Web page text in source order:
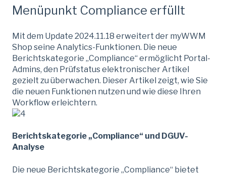
Menüpunkt Compliance erfüllt
Mit dem Update 2024.11.18 erweitert der myWWM
Shop seine Analytics-Funktionen. Die neue
Berichtskategorie „Compliance“ ermöglicht Portal-
Admins, den Prüfstatus elektronischer Artikel
gezielt zu überwachen. Dieser Artikel zeigt, wie Sie
die neuen Funktionen nutzen und wie diese Ihren
Workflow erleichtern.
Berichtskategorie „Compliance“ und DGUV-
Analyse
Die neue Berichtskategorie „Compliance“ bietet